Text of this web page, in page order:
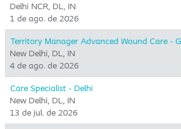
Delhi NCR, DL, IN
1 de ago. de 2026
Territory Manager Advanced Wound Care -
New Delhi, DL, IN
4 de ago. de 2026
Care Specialist - Delhi
New Delhi, DL, IN
13 de jul. de 2026